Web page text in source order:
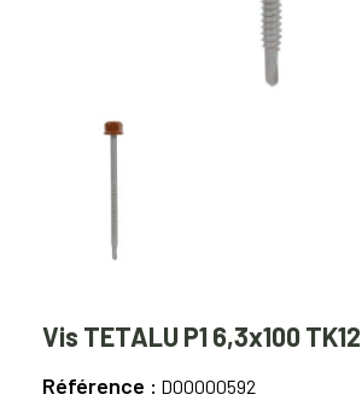
Vis TETALU P1 6,3x100 TK12
Référence D00000592